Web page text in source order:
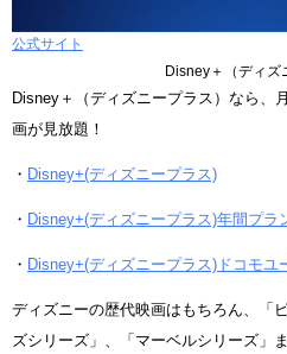
公式サイト
Disney＋（ディズ
Disney＋（ディズニープラス）なら、
画が見放題！
・ Disney+(ディズニープラス)
・ Disney+(ディズニープラス)年間プラ
・ Disney+(ディズニープラス)ドコモユ
ディズニーの歴代映画はもちろん、「
ズシリーズ」、「マーベルシリーズ」